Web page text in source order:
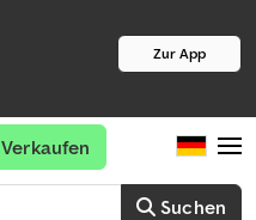
Zur App
Suchen
Verkaufen